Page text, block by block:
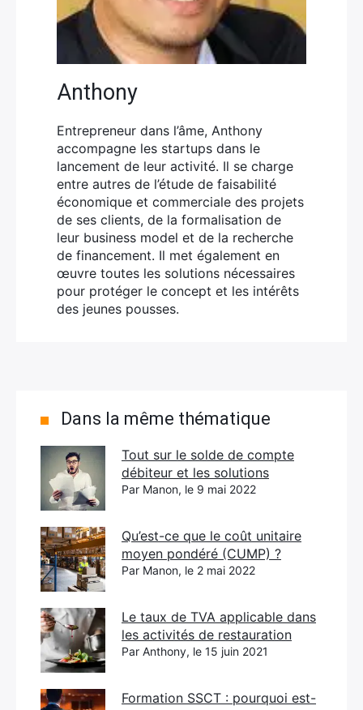
Anthony
Entrepreneur dans l’âme, Anthony
accompagne les startups dans le
lancement de leur activité. Il se charge
entre autres de l’étude de faisabilité
économique et commerciale des projets
de ses clients, de la formalisation de
leur business model et de la recherche
de financement. Il met également en
œuvre toutes les solutions nécessaires
pour protéger le concept et les intérêts
des jeunes pousses.
Dans la même thématique
Tout sur le solde de compte
débiteur et les solutions
Par Manon, le 9 mai 2022
Qu’est-ce que le coût unitaire
moyen pondéré (CUMP) ?
Par Manon, le 2 mai 2022
Le taux de TVA applicable dans
les activités de restauration
Par Anthony, le 15 juin 2021
Formation SSCT : pourquoi est-